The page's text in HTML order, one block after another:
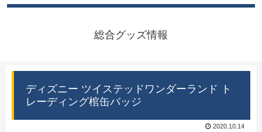
総合グッズ情報
ディズニー ツイステッドワンダーランド ト
レーディング棺缶バッジ
2020.10.14